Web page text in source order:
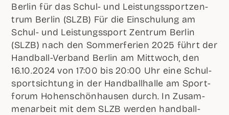
Ber­lin für das Schul- und Leis­tungs­sport­zen­
trum Ber­lin (SLZB) Für die Ein­schu­lung am
Schul- und Leis­tungs­sport Zen­trum Ber­lin
(SLZB) nach den Som­mer­fe­ri­en 2025 führt der
Hand­ball-Ver­band Ber­lin am Mitt­woch, den
16.10.2024 von 17:00 bis 20:00 Uhr eine Schul­
sport­sich­tung in der Hand­ball­hal­le am Sport­
fo­rum Hohen­schön­hau­sen durch. In Zusam­
men­ar­beit mit dem SLZB wer­den hand­ball-